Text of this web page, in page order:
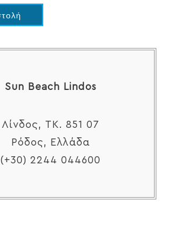
Sun Beach Lindos
Λίνδος, TK. 851 07
Ρόδος, Ελλάδα
(+30) 2244 044600